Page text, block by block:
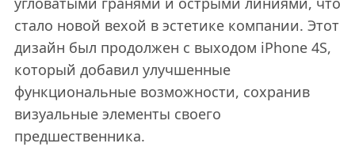
стало новой вехой в эстетике компании. Этот
дизайн был продолжен с выходом iPhone 4S,
который добавил улучшенные
функциональные возможности, сохранив
визуальные элементы своего
предшественника.